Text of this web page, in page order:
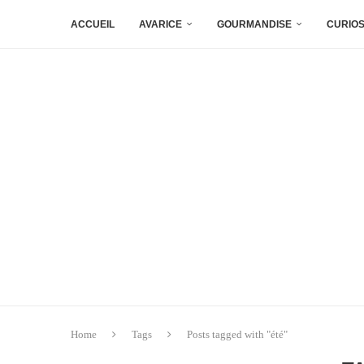
ACCUEIL AVARICE GOURMANDISE
Home Tags Posts tagged with "été"